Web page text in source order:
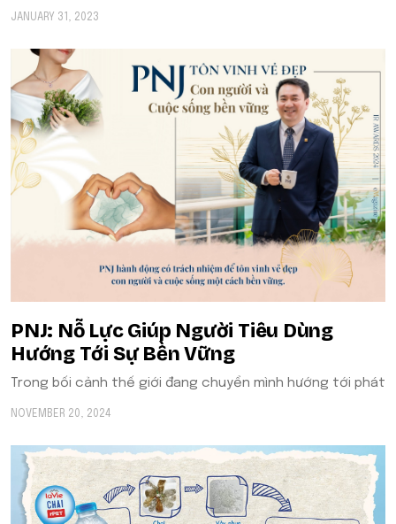
JANUARY 31, 2023
​​PNJ: Nỗ Lực Giúp Người Tiêu Dùng
Hướng Tới Sự Bền Vững
Trong bối cảnh thế giới đang chuyển mình hướng tới phát
NOVEMBER 20, 2024